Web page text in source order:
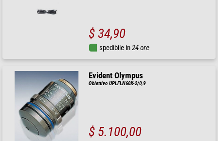
$ 34,90
spedibile in24 ore
Evident Olympus
Obiettivo UPLFLN60X-2/0,9
$ 5.100,00